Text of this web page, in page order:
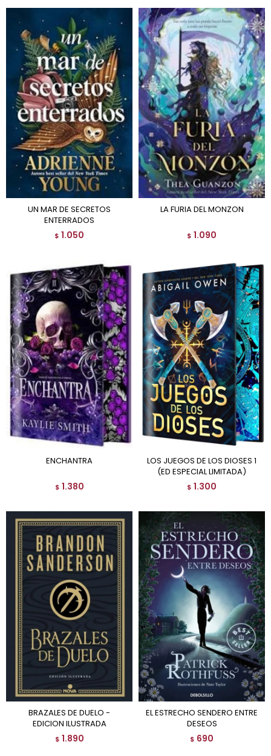
UN MAR DE SECRETOS
ENTERRADOS
$ 1.050
LA FURIA DEL MONZON
$ 1.090
ENCHANTRA
$ 1.380
LOS JUEGOS DE LOS DIOSES 1
(ED ESPECIAL LIMITADA)
$ 1.300
BRAZALES DE DUELO -
EDICION ILUSTRADA
$ 1.890
EL ESTRECHO SENDERO ENTRE
DESEOS
$ 690